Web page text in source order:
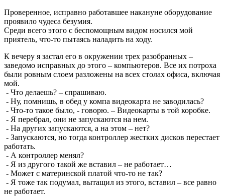
Проверенное, исправно работавшее накануне оборудование
проявило чудеса безумия.
Среди всего этого с беспомощным видом носился мой
приятель, что-то пытаясь наладить на ходу.
К вечеру я застал его в окружении трех разобранных –
заведомо исправных до этого – компьютеров. Все их потроха
были ровным слоем разложены на всех столах офиса, включая
мой.
- Что делаешь? – спрашиваю.
- Ну, помнишь, в обед у компа видеокарта не заводилась?
- Что-то такое было, - говорю. – Видеокарты в той коробке.
- Я перебрал, они не запускаются на нем.
- На других запускаются, а на этом – нет?
- Запускаются, но тогда контроллер жестких дисков перестает
работать.
- А контроллер менял?
- Я из другого такой же вставил – не работает…
- Может с материнской платой что-то не так?
- Я тоже так подумал, вытащил из этого, вставил – все равно
не работает.